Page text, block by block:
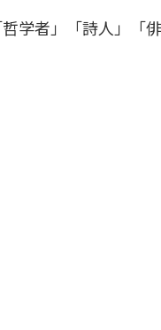
学者」「詩人」「